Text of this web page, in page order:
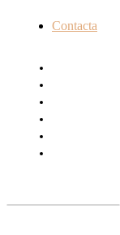
Contacta